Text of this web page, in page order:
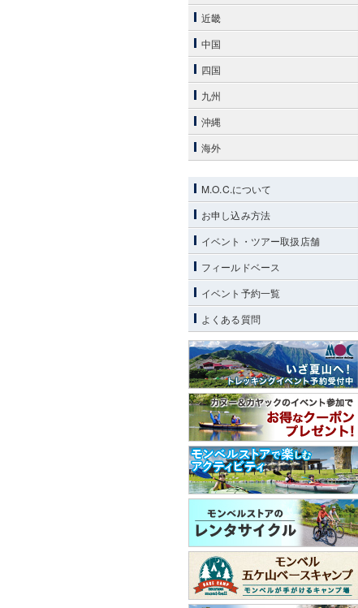
近畿
中国
四国
九州
沖縄
海外
M.O.C.について
お申し込み方法
イベント・ツアー取扱店舗
フィールドベース
イベント予約一覧
よくある質問